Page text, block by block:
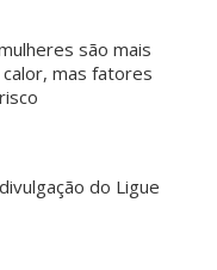
são mais
mas fatores
do Ligue